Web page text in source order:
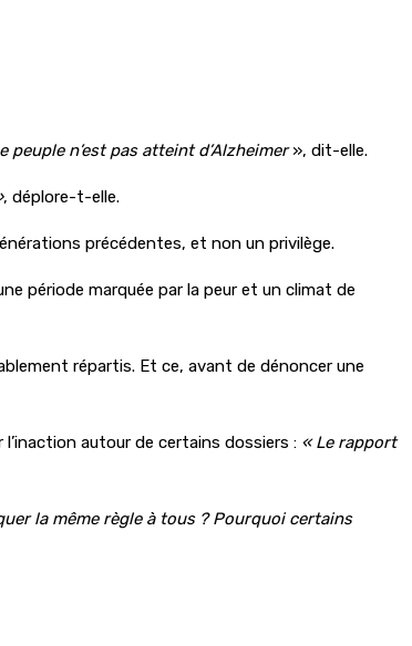
n’est pas atteint d’Alzheimer», dit-elle.
, déplore-t-elle.
précédentes, et non un privilège.
période marquée par la peur et un climat de
répartis. Et ce, avant de dénoncer une
l’inaction autour de certains dossiers : « Le rapport
la même règle à tous ? Pourquoi certains